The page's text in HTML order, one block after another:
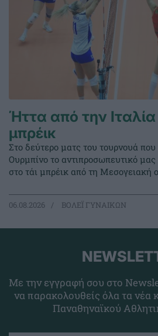
Ήττα από την Ιταλία
μπρέικ
Στο δεύτερο ματς του τουρνουά που
Ουρμπίνο το αντιπροσωπευτικό
στο τάι μπρέικ από τη Μεσογειακή
06.08.2026 ΒΟΛΕΪ ΓΥΝΑΙΚΩΝ
Με την εγγραφή σου στο
να παρακολουθείς όλα τα νέα
Παναθηναϊκού